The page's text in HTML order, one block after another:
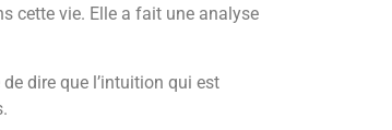
cette vie. Elle a fait une analyse
dire que l’intuition qui est